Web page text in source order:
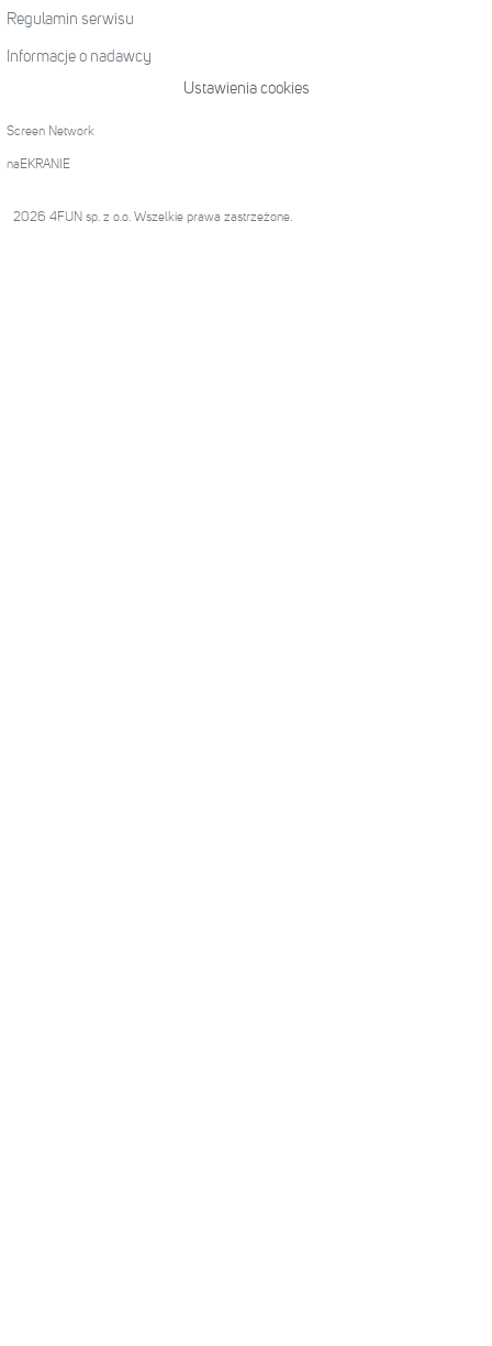
Regulamin serwisu
Informacje o nadawcy
Ustawienia cookies
Screen Network
naEKRANIE
2026 4FUN sp. z o.o. Wszelkie prawa zastrzeżone.